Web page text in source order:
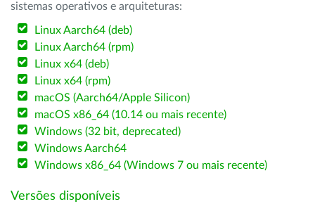
sistemas operativos e arquiteturas:
Linux Aarch64 (deb)
Linux Aarch64 (rpm)
Linux x64 (deb)
Linux x64 (rpm)
macOS (Aarch64/Apple Silicon)
macOS x86_64 (10.14 ou mais recente)
Windows (32 bit, deprecated)
Windows Aarch64
Windows x86_64 (Windows 7 ou mais recente)
Versões disponíveis